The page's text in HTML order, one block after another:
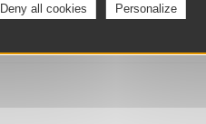
Deny all cookies Personalize